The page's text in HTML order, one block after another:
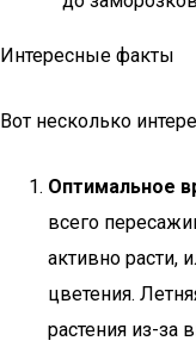
Интересные факты
Вот несколько
Оптимальное
всего
активно расти,
цветения.
растения из-за